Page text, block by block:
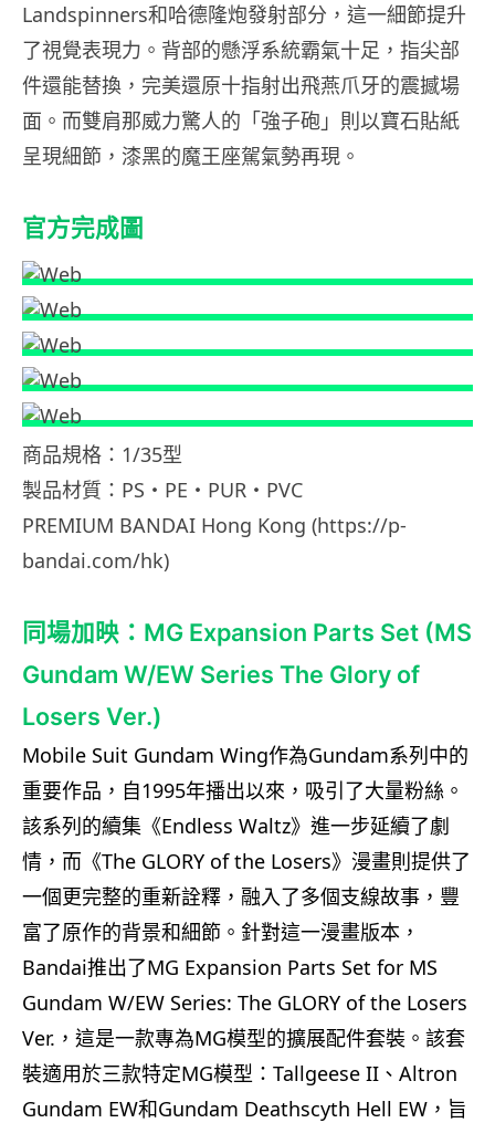
Landspinners和哈德隆炮發射部分，這一細節提升
了視覺表現力。背部的懸浮系統霸氣十足，指尖部
件還能替換，完美還原十指射出飛燕爪牙的震撼場
面。而雙肩那威力驚人的「強子砲」則以寶石貼紙
呈現細節，漆黑的魔王座駕氣勢再現。
官方完成圖
商品規格：1/35型
製品材質：PS・PE・PUR・PVC
PREMIUM BANDAI Hong Kong (https://p-
bandai.com/hk)
同場加映：MG Expansion Parts Set (MS
Gundam W/EW Series The Glory of
Losers Ver.)
Mobile Suit Gundam Wing作為Gundam系列中的
重要作品，自1995年播出以來，吸引了大量粉絲。
該系列的續集《Endless Waltz》進一步延續了劇
情，而《The GLORY of the Losers》漫畫則提供了
一個更完整的重新詮釋，融入了多個支線故事，豐
富了原作的背景和細節。 針對這一漫畫版本，
Bandai推出了MG Expansion Parts Set for MS
Gundam W/EW Series: The GLORY of the Losers
Ver.，這是一款專為MG模型的擴展配件套裝。該套
裝適用於三款特定MG模型：Tallgeese II、Altron
Gundam EW和Gundam Deathscyth Hell EW，旨